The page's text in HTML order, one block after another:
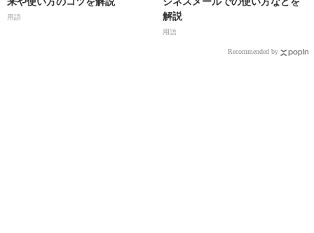
用語
解説
用語
Recommended by